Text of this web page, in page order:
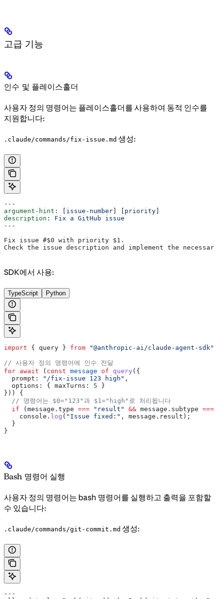
고급 기능
인수 및 플레이스홀더
사용자 정의 명령어는 플레이스홀더를 사용하여 동적 인수를
지원합니다:
.claude/commands/fix-issue.md 생성:
---
argument-hint : [ issue-number priority
description : Fix a GitHub issue
---
Fix issue #$0 with priority $1.
Check the issue description and implement the
SDK에서 사용:
TypeScript Python
import { query } from "@anthropic-ai/claude-agent-sdk"
// 사용자 정의 명령어에 인수 전달
for await ( const message of query ({
  prompt:
"/fix-issue 123 high" ,
  options:
{ maxTurns: 5 }
})) {
  // 명령어는 $0="123"과 $1="high"로 처리됩니다
  if
( message . type === "result" && message . subtype ===
    console
. log ( "Issue fixed:" , message . result );
  }
}
Bash 명령어 실행
사용자 정의 명령어는 bash 명령어를 실행하고 출력을 포함할
수 있습니다:
.claude/commands/git-commit.md 생성:
---